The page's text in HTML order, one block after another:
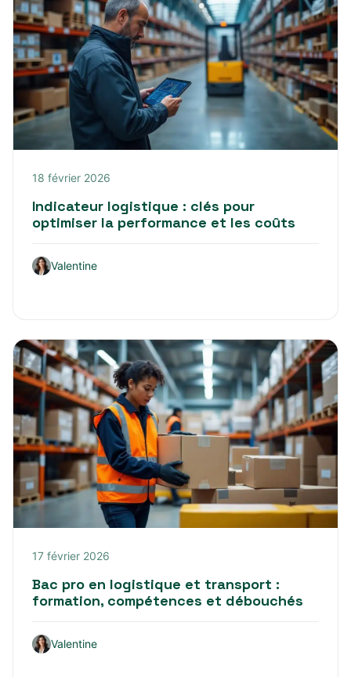
18 février 2026
Indicateur logistique : clés pour
optimiser la performance et les coûts
Valentine
17 février 2026
Bac pro en logistique et transport :
formation, compétences et débouchés
Valentine